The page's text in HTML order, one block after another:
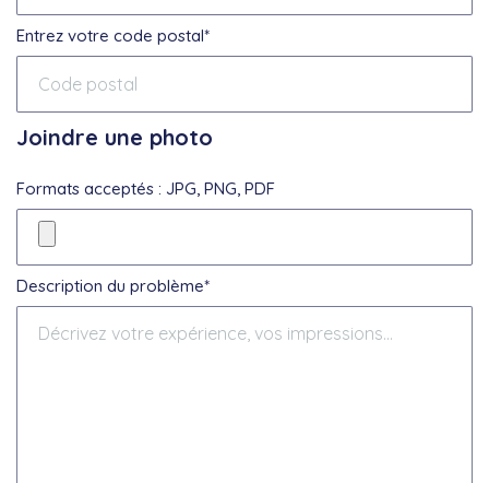
Entrez votre code postal*
Joindre une photo
Formats acceptés : JPG, PNG, PDF
Description du problème*